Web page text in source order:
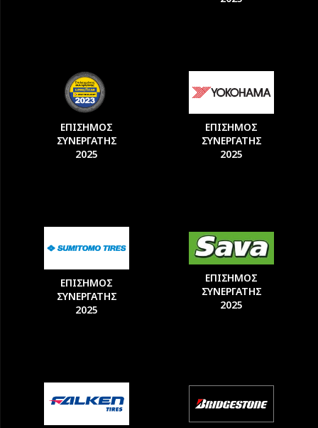
ΕΠΙΣΗΜΟΣ
ΣΥΝΕΡΓΑΤΗΣ
2025
ΕΠΙΣΗΜΟΣ
ΣΥΝΕΡΓΑΤΗΣ
2025
ΕΠΙΣΗΜΟΣ
ΣΥΝΕΡΓΑΤΗΣ
2025
ΕΠΙΣΗΜΟΣ
ΣΥΝΕΡΓΑΤΗΣ
2025